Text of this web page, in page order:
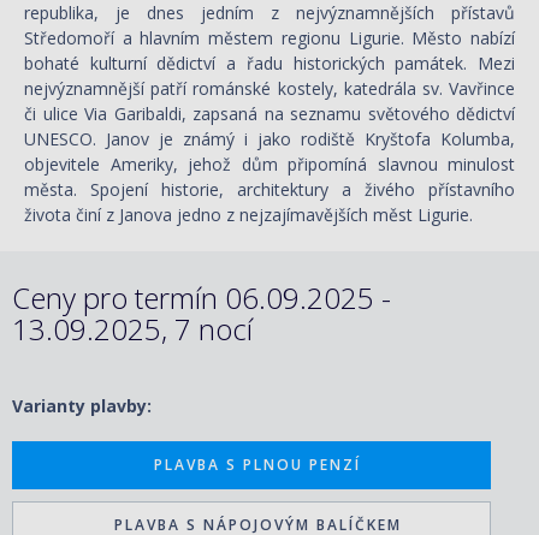
republika, je dnes jedním z nejvýznamnějších přístavů
Středomoří a hlavním městem regionu Ligurie. Město nabízí
bohaté kulturní dědictví a řadu historických památek. Mezi
nejvýznamnější patří románské kostely, katedrála sv. Vavřince
či ulice Via Garibaldi, zapsaná na seznamu světového dědictví
UNESCO. Janov je známý i jako rodiště Kryštofa Kolumba,
objevitele Ameriky, jehož dům připomíná slavnou minulost
města. Spojení historie, architektury a živého přístavního
života činí z Janova jedno z nejzajímavějších měst Ligurie.
Ceny pro termín 06.09.2025 -
13.09.2025, 7 nocí
Varianty plavby:
PLAVBA S PLNOU PENZÍ
PLAVBA S NÁPOJOVÝM BALÍČKEM